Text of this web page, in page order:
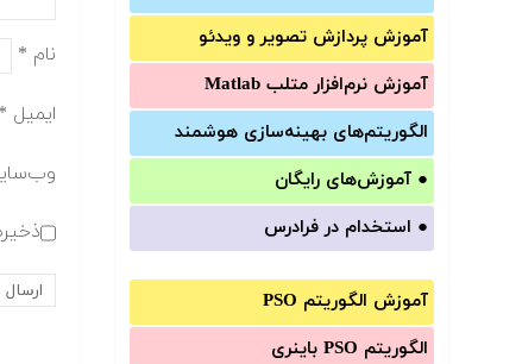
آموزش‌ پردازش تصویر و ویدئو
آموزش‌ نرم‌افزار متلب Matlab
الگوریتم‌های بهینه‌سازی هوشمند
● آموزش‌های رایگان
● استخدام در فرادرس
آموزش الگوریتم PSO
الگوریتم PSO باینری
نام *
ایمیل *